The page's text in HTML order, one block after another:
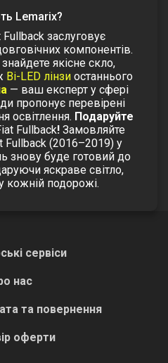
Lemarix?
Fullback заслуговує
компонентів.
якісне скло,
Bi-LED лінзи останнього
— ваш експерт у сфері
пропонує перевірені
освітлення. Подаруйте
Fullback! Замовляйте
Fullback (2016–2019) у
знову буде готовий до
яскраве світло,
кожній подорожі.
сервіси
нас
та повернення
оферти